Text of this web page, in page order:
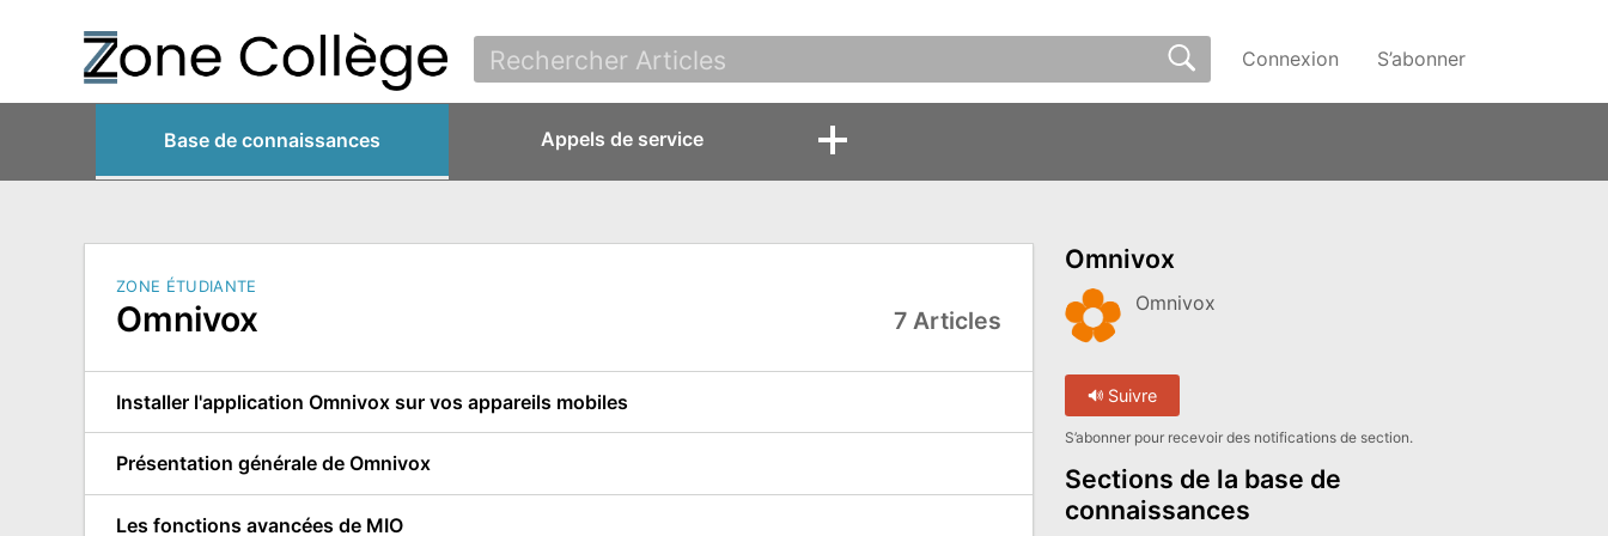
Connexion S’abonner
Base de connaissances Appels de service
ZONE ÉTUDIANTE
Omnivox 7 Articles
Installer l'application Omnivox sur vos appareils mobiles
Présentation générale de Omnivox
Les fonctions avancées de MIO
Omnivox
Omnivox
Suivre
S’abonner pour recevoir des notifications de section.
Sections de la base de
connaissances